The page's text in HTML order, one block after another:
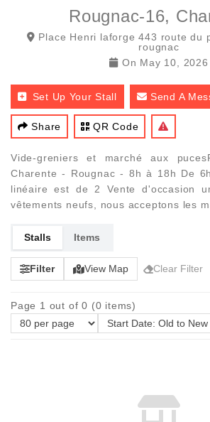
Rougnac-16,
Place Henri laforge 443 route du
rougnac
On May 10, 2026
Set Up Your Stall Send A
Share QR Code
Vide-greniers et marché aux
Charente - Rougnac - 8h à 18h De
linéaire est de 2 Vente d'occasion
vêtements neufs, nous acceptons les
Stalls Items
Filter View Map Clear Filter
Page 1 out of 0 (0 items)